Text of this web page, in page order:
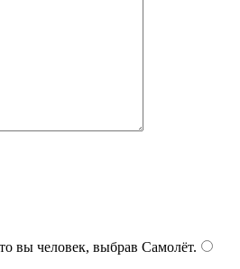
вы человек, выбрав Самолёт.